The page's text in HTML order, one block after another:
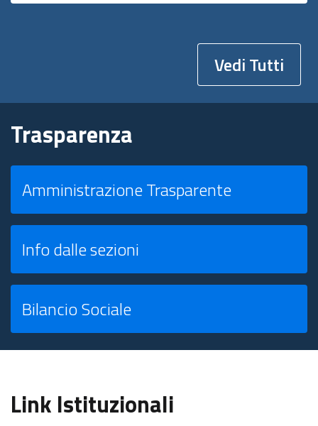
Vedi Tutti
Trasparenza
Amministrazione Trasparente
Info dalle sezioni
Bilancio Sociale
Link Istituzionali